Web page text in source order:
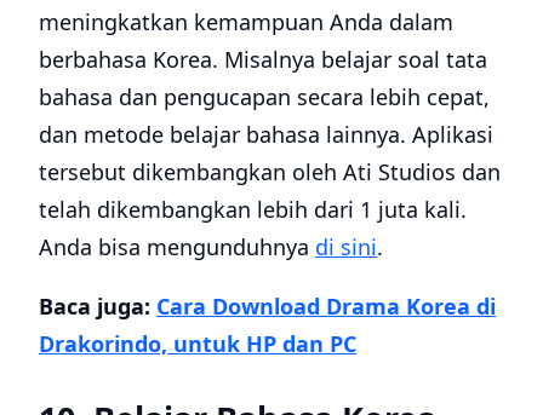
meningkatkan kemampuan Anda dalam
berbahasa Korea. Misalnya belajar soal tata
bahasa dan pengucapan secara lebih cepat,
dan metode belajar bahasa lainnya. Aplikasi
tersebut dikembangkan oleh Ati Studios dan
telah dikembangkan lebih dari 1 juta kali.
Anda bisa mengunduhnya di sini.
Baca juga: Cara Download Drama Korea di
Drakorindo, untuk HP dan PC